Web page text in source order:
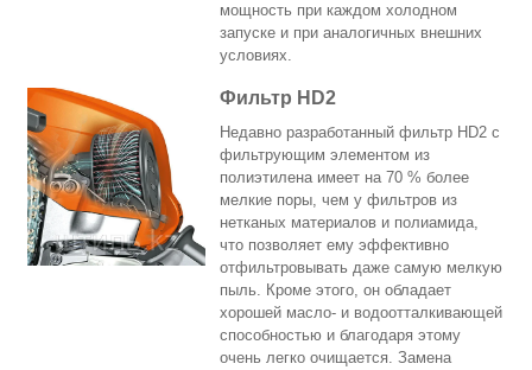
мощность при каждом холодном
запуске и при аналогичных внешних
условиях.
Фильтр HD2
Недавно разработанный фильтр HD2 с
фильтрующим элементом из
полиэтилена имеет на 70 % более
мелкие поры, чем у фильтров из
нетканых материалов и полиамида,
что позволяет ему эффективно
отфильтровывать даже самую мелкую
пыль. Кроме этого, он обладает
хорошей масло- и водоотталкивающей
способностью и благодаря этому
очень легко очищается. Замена